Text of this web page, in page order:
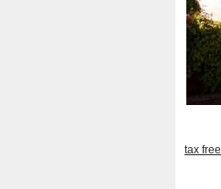
tax free